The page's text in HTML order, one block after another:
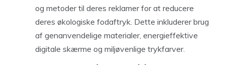
og metoder til deres reklamer for at reducere
deres økologiske fodaftryk. Dette inkluderer brug
af genanvendelige materialer, energieffektive
digitale skærme og miljøvenlige trykfarver.